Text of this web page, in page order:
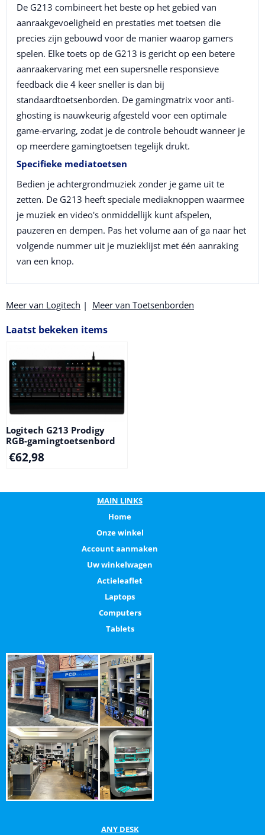
De G213 combineert het beste op het gebied van
aanraakgevoeligheid en prestaties met toetsen die
precies zijn gebouwd voor de manier waarop gamers
spelen. Elke toets op de G213 is gericht op een betere
aanraakervaring met een supersnelle responsieve
feedback die 4 keer sneller is dan bij
standaardtoetsenborden. De gamingmatrix voor anti-
ghosting is nauwkeurig afgesteld voor een optimale
game-ervaring, zodat je de controle behoudt wanneer je
op meerdere gamingtoetsen tegelijk drukt.
Specifieke mediatoetsen
Bedien je achtergrondmuziek zonder je game uit te
zetten. De G213 heeft speciale mediaknoppen waarmee
je muziek en video's onmiddellijk kunt afspelen,
pauzeren en dempen. Pas het volume aan of ga naar het
volgende nummer uit je muzieklijst met één aanraking
van een knop.
Meer van Logitech | Meer van Toetsenborden
Laatst bekeken items
Logitech G213 Prodigy
RGB-gamingtoetsenbord
€62,98
MAIN LINKS
Home
Onze winkel
Account aanmaken
Uw winkelwagen
Actieleaflet
Laptops
Computers
Tablets
ANY DESK